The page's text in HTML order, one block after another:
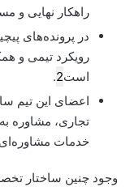
راهکار نهایی و
در پرونده‌های
رویکرد تیمی و
است2
.
اعضای این تیم
تجاری، مشاوره
خدمات مشاوره‌ای
وجود چنین ساختار